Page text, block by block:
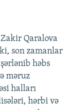
Qaralova
son zamanlar
həbs
məruz
halları
hərbi və